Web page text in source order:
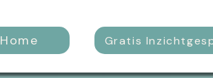
Home Gratis